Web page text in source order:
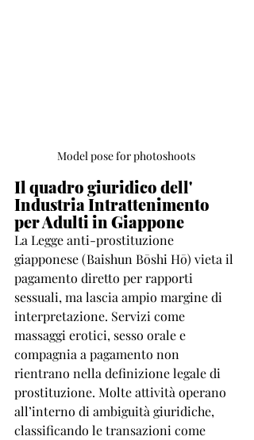
Model pose for photoshoots
Il quadro giuridico dell'
Industria Intrattenimento
per Adulti in Giappone
La Legge anti-prostituzione
giapponese (Baishun Bōshi Hō) vieta il
pagamento diretto per rapporti
sessuali, ma lascia ampio margine di
interpretazione. Servizi come
massaggi erotici, sesso orale e
compagnia a pagamento non
rientrano nella definizione legale di
prostituzione. Molte attività operano
all’interno di ambiguità giuridiche,
classificando le transazioni come